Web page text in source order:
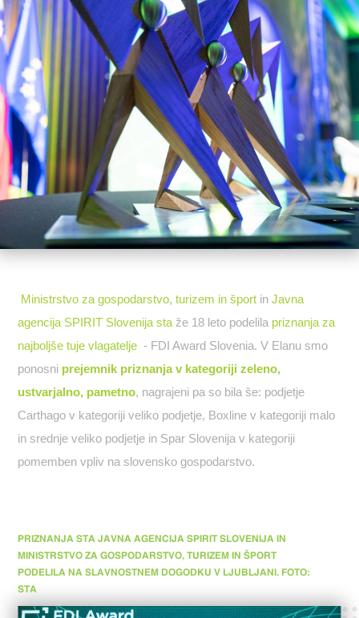
Ministrstvo za gospodarstvo, turizem in šport inJavna
agencija SPIRIT Slovenija sta že 18 leto podelila priznanja za
najboljše tuje vlagatelje- FDI Award Slovenia. V Elanu smo
ponosni prejemnik priznanja v kategoriji zeleno,
ustvarjalno, pametno, nagrajeni pa so bila še: podjetje
Carthago v kategoriji veliko podjetje, Boxline v kategoriji malo
in srednje veliko podjetje in Spar Slovenija v kategoriji
pomemben vpliv na slovensko gospodarstvo.
PRIZNANJA STA JAVNA AGENCIJA SPIRIT SLOVENIJA IN
MINISTRSTVO ZA GOSPODARSTVO, TURIZEM IN ŠPORT
PODELILA NA SLAVNOSTNEM DOGODKU V LJUBLJANI. FOTO:
STA